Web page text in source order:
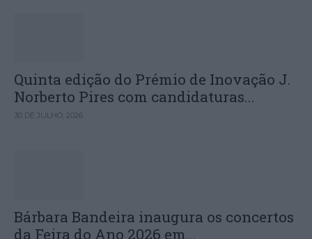
Quinta edição do Prémio de Inovação J.
Norberto Pires com candidaturas...
30 DE JULHO, 2026
Bárbara Bandeira inaugura os concertos
da Feira do Ano 2026 em...